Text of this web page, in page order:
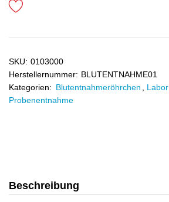
SKU: 0103000
Herstellernummer: BLUTENTNAHME01
Kategorien: Blutentnahmeröhrchen Labor
Probenentnahme
Beschreibung